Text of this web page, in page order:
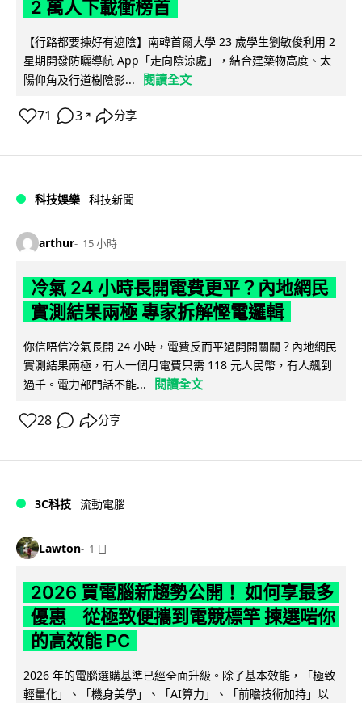
2 萬人下載衝榜首
【行路都要揀好有遮陰】南韓首爾大學 23 歲學生劉敏俊利用 2
星期開發防曬導航 App「走向陰涼處」，結合建築物高度、太
陽仰角及行道樹陰影...
閱讀全文
71 3 ↗ 分享
科技娛樂 科技新聞
arthur 15 小時
冷氣 24 小時長開電費更平？內地網民
實測結果兩極 專家拆解慳電邏輯
你信唔信冷氣長開 24 小時，電費反而平過開開關關？內地網民
實測結果兩極，有人一個月電費只需 118 元人民幣，有人飆到
過千。電力部門話不能...
閱讀全文
28 分享
3C科技 流動電腦
Lawton 1 日
2026 買電腦新趨勢公開！ 如何享最多
優惠 從極致便攜到電競標竿 揀選啱你
的高效能 PC
2026 年的電腦選購基準已經全面升級。除了基本效能，「極致
輕量化」、「機身美學」、「AI算力」、「前瞻技術加持」以